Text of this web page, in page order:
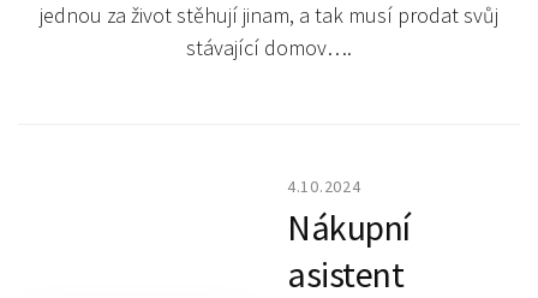
jednou za život stěhují jinam, a tak musí prodat svůj
stávající domov….
4.10.2024
Nákupní
asistent